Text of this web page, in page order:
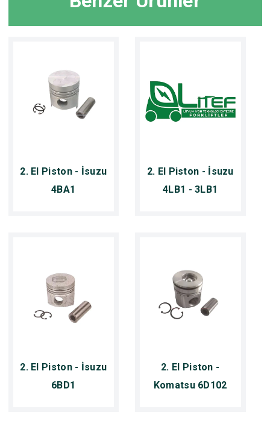
2. El Piston - İsuzu
4BA1
2. El Piston - İsuzu
4LB1 - 3LB1
2. El Piston - İsuzu
6BD1
2. El Piston -
Komatsu 6D102